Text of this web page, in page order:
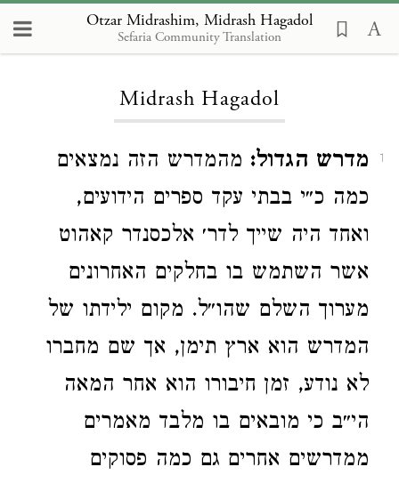
Otzar Midrashim, Midrash Hagadol
Sefaria Community Translation
Loading...
Midrash Hagadol
1 מדרש הגדול: מהמדרש הזה נמצאים
כמה כ״י בבתי עקד ספרים הידועים,
ואחד היה שייך לדר׳ אלכסנדר קאהוט
אשר השתמש בו בחלקים האחרונים
מערוך השלם שהו״ל. מקום ילידתו של
המדרש הוא ארץ תימן, אך שם מחברו
לא נודע, זמן חיבורו הוא אחר המאה
הי״ב כי מובאים בו מלבד מאמרים
ממדרשים אחרים גם כמה פסוקים